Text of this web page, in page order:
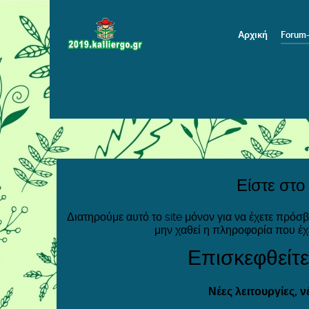
Αρχική
Είστε
Διατηρούμε αυτό το site μόνον για να έχετε
μην χαθεί η πληροφορία που
Νέες λειτουργίες,